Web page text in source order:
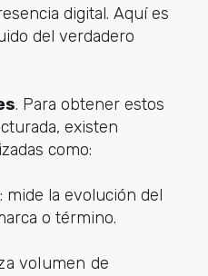
digital. Aquí es
del verdadero
. Para obtener estos
existen
como:
: mide la evolución del
o término.
volumen de